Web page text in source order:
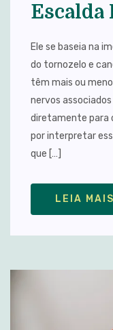
Escalda
Ele se baseia na
do tornozelo e
têm mais ou
nervos
diretamente para
por interpretar
que […]
LEIA MAIS